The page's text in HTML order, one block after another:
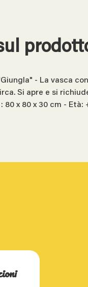
- La vasca
Si apre e si
x 80 x 30 cm - Età: